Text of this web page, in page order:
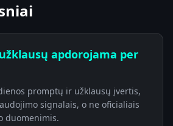
apdorojama per
promptų ir užklausų įvertis,
signalais, o ne oficialiais
duomenimis.